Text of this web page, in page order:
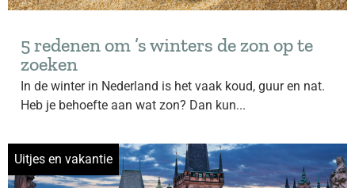
5 redenen om ’s winters de zon op te
zoeken
In de winter in Nederland is het vaak koud, guur en nat.
Heb je behoefte aan wat zon? Dan kun...
Uitjes en vakantie